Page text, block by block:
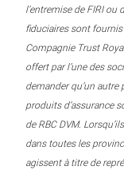
l’entremise de FIRI ou
fiduciaires sont fournis
Compagnie Trust
offert par l’une des
demander qu’un autre
produits d’assurance
de RBC DVM.
dans toutes les
agissent à titre de